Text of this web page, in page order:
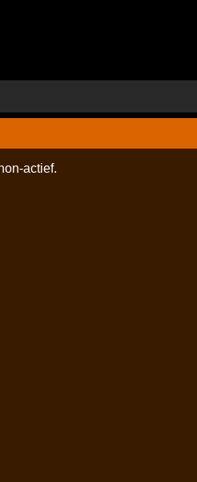
actief.